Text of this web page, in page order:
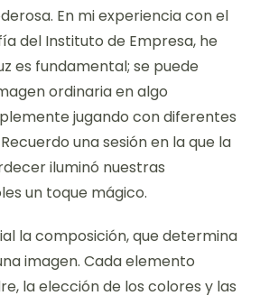
En mi experiencia con el
del Instituto de Empresa, he
es fundamental; se puede
ordinaria en algo
jugando con diferentes
una sesión en la que la
iluminó nuestras
un toque mágico.
la composición, que determina
imagen. Cada elemento
la elección de los colores y las